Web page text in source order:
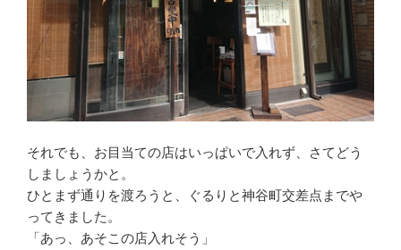
それでも、お目当ての店はいっぱいで入れず、さてどう
しましょうかと。
ひとまず通りを渡ろうと、ぐるりと神谷町交差点までや
ってきました。
「あっ、あそこの店入れそう」